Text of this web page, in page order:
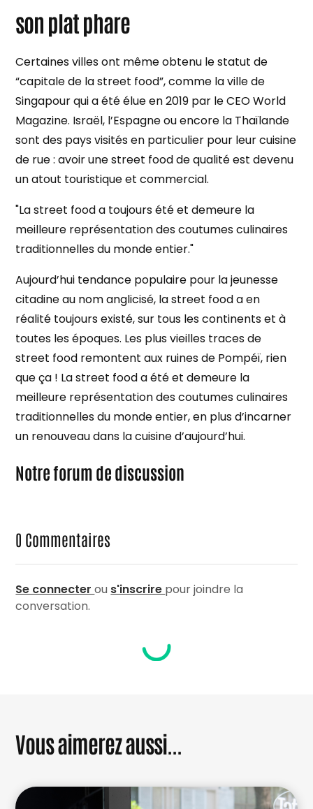
son plat phare
Certaines villes ont même obtenu le statut de
“capitale de la street food”, comme la ville de
Singapour qui a été élue en 2019 par le CEO World
Magazine. Israël, l’Espagne ou encore la Thaïlande
sont des pays visités en particulier pour leur cuisine
de rue : avoir une street food de qualité est devenu
un atout touristique et commercial.
"La street food a toujours été et demeure la
meilleure représentation des coutumes culinaires
traditionnelles du monde entier."
Aujourd’hui tendance populaire pour la jeunesse
citadine au nom anglicisé, la street food a en
réalité toujours existé, sur tous les continents et à
toutes les époques. Les plus vieilles traces de
street food remontent aux ruines de Pompéï, rien
que ça ! La street food a été et demeure la
meilleure représentation des coutumes culinaires
traditionnelles du monde entier, en plus d’incarner
un renouveau dans la cuisine d’aujourd’hui.
Notre forum de discussion
0 Commentaires
Se connecterou s'inscrire pour joindre la
conversation.
Vous aimerez aussi...